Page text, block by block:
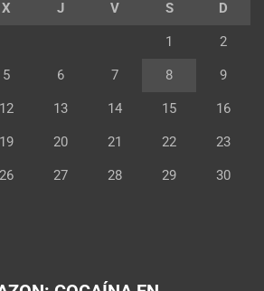
X J V S D
1 2
5 6 7 8 9
12 13 14 15 16
19 20 21 22 23
26 27 28 29 30